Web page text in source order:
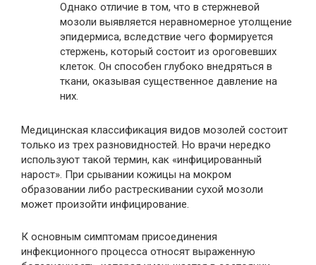
Однако отличие в том, что в стержневой
мозоли выявляется неравномерное утолщение
эпидермиса, вследствие чего формируется
стержень, который состоит из ороговевших
клеток. Он способен глубоко внедряться в
ткани, оказывая существенное давление на
них.
Медицинская классификация видов мозолей состоит
только из трех разновидностей. Но врачи нередко
используют такой термин, как «инфицированный
нарост». При срывании кожицы на мокром
образовании либо растрескивании сухой мозоли
может произойти инфицирование.
К основным симптомам присоединения
инфекционного процесса относят выраженную